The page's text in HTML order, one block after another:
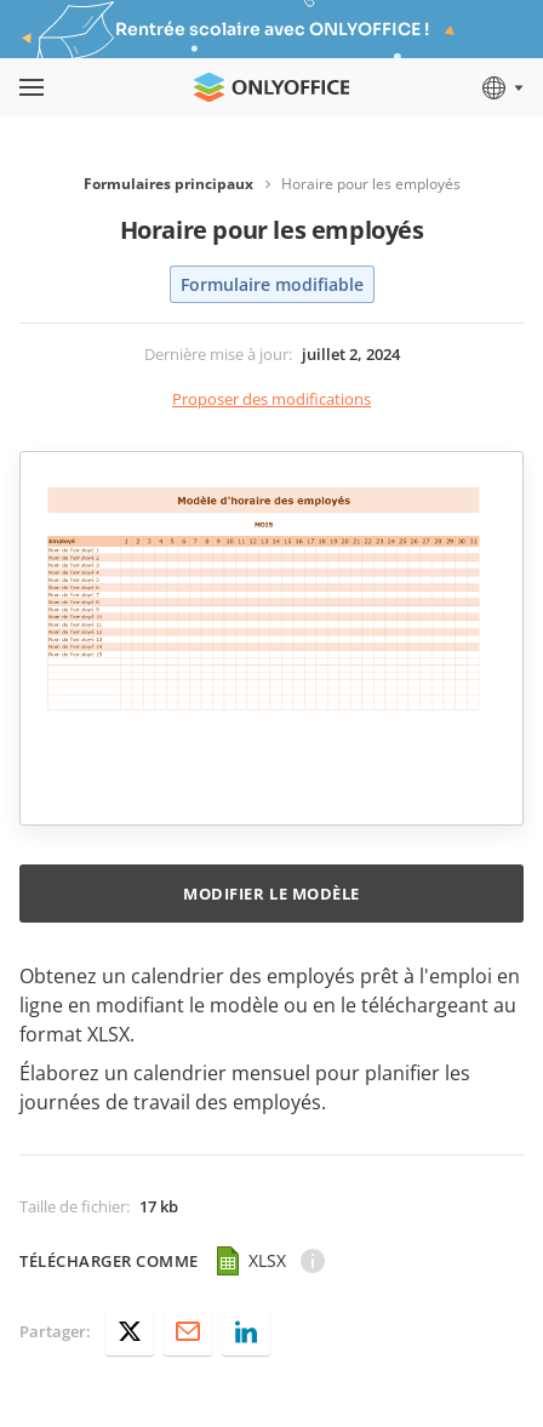
Rentrée scolaire avec ONLYOFFICE !
Formulaires principaux Horaire pour les employés
Horaire pour les employés
Formulaire modifiable
Dernière mise à jour: juillet 2, 2024
Proposer des modifications
Obtenez un calendrier des employés prêt à l'emploi en
ligne en modifiant le modèle ou en le téléchargeant au
format XLSX.
Élaborez un calendrier mensuel pour planifier les
journées de travail des employés.
Taille de fichier: 17 kb
TÉLÉCHARGER COMME XLSX
MODIFIER LE MODÈLE
Partager: